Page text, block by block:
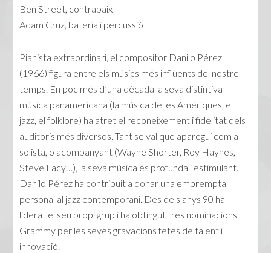
Ben Street, contrabaix
Adam Cruz, bateria i percussió
Pianista extraordinari, el compositor Danilo Pérez
(1966) figura entre els músics més influents del nostre
temps. En poc més d’una dècada la seva distintiva
música panamericana (la música de les Amèriques, el
jazz, el folklore) ha atret el reconeixement i fidelitat dels
auditoris més diversos. Tant se val que aparegui com a
solista, o acompanyant (Wayne Shorter, Roy Haynes,
Steve Lacy…), la seva música és profunda i estimulant.
Danilo Pérez ha contribuit a donar una emprempta
personal al jazz contemporani. Des dels anys 90 ha
liderat el seu propi grup i ha obtingut tres nominacions
Grammy per les seves gravacions fetes de talent i
innovació.